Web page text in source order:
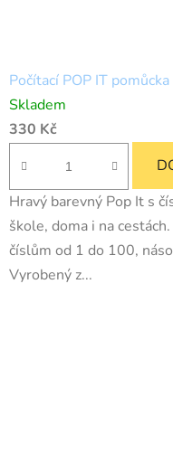
Počítací POP IT pomůcka
Skladem
330 Kč
Hravý barevný Pop It s
škole, doma i na
číslům od 1 do 100,
Vyrobený z...